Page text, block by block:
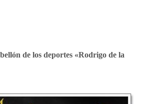
de los deportes «Rodrigo de la